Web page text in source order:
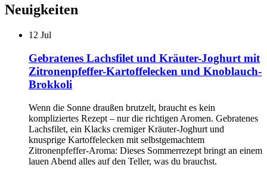
Neuigkeiten
12 Jul
Gebratenes Lachsfilet und Kräuter-Joghurt mit
Zitronenpfeffer-Kartoffelecken und Knoblauch-
Brokkoli
Wenn die Sonne draußen brutzelt, braucht es kein
kompliziertes Rezept – nur die richtigen Aromen. Gebratenes
Lachsfilet, ein Klacks cremiger Kräuter-Joghurt und
knusprige Kartoffelecken mit selbstgemachtem
Zitronenpfeffer-Aroma: Dieses Sommerrezept bringt an einem
lauen Abend alles auf den Teller, was du brauchst.